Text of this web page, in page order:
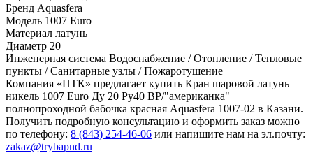
Бренд Aquasfera
Модель 1007 Euro
Материал латунь
Диаметр 20
Инженерная система Водоснабжение / Отопление / Тепловые
пункты / Санитарные узлы / Пожаротушение
Компания «ПТК» предлагает купить Кран шаровой латунь
никель 1007 Euro Ду 20 Ру40 ВР/"американка"
полнопроходной бабочка красная Aquasfera 1007-02 в Казани.
Получить подробную консультацию и оформить заказ можно
по телефону: 8 (843) 254-46-06 или напишите нам на эл.почту:
zakaz@trybapnd.ru